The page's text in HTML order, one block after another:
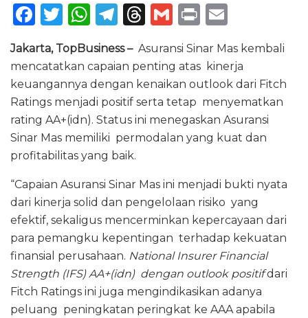
F
c
e
b
o
o
k
T
w
it
te
r
W
h
a
ts
A
p
p
T
e
g
ra
m
T
re
a
d
s
G
m
ai
l
P
n
t
m
ai
l
Jakarta, TopBusiness –Asuransi Sinar Mas kembali
mencatatkan capaian penting atas kinerja
keuangannya dengan kenaikan outlook dari Fitch
Ratings menjadi positif serta tetap menyematkan
rating AA+(idn). Status ini menegaskan Asuransi
Sinar Mas memiliki permodalan yang kuat dan
profitabilitas yang baik.
“Capaian Asuransi Sinar Mas ini menjadi bukti nyata
dari kinerja solid dan pengelolaan risiko yang
efektif, sekaligus mencerminkan kepercayaan dari
para pemangku kepentingan terhadap kekuatan
finansial perusahaan. National Insurer Financial
Strength (IFS) AA+(idn) dengan outlook positifdari
Fitch Ratings ini juga mengindikasikan adanya
peluang peningkatan peringkat ke AAA apabila